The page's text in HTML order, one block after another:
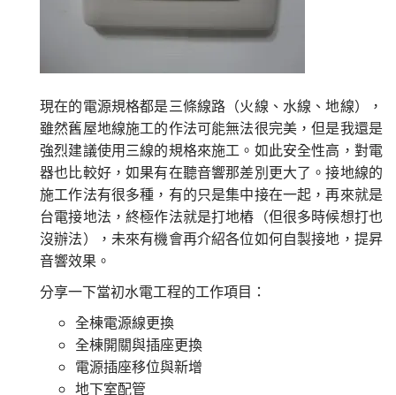
現在的電源規格都是三條線路（火線、水線、地線），
雖然舊屋地線施工的作法可能無法很完美，但是我還是
強烈建議使用三線的規格來施工。如此安全性高，對電
器也比較好，如果有在聽音響那差別更大了。接地線的
施工作法有很多種，有的只是集中接在一起，再來就是
台電接地法，終極作法就是打地樁（但很多時候想打也
沒辦法），未來有機會再介紹各位如何自製接地，提昇
音響效果。
分享一下當初水電工程的工作項目：
全棟電源線更換
全棟開關與插座更換
電源插座移位與新增
地下室配管